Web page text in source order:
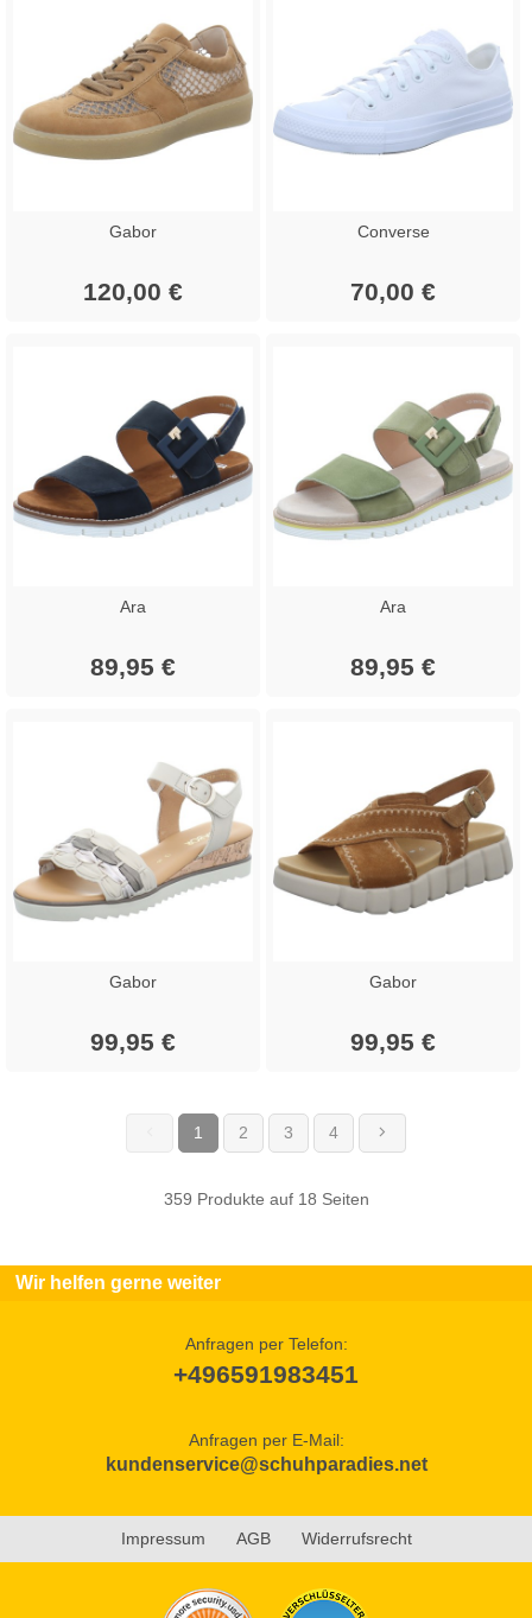
Gabor
120,00 €
Converse
70,00 €
Ara
89,95 €
Ara
89,95 €
Gabor
99,95 €
Gabor
99,95 €
1 (current)
2 3 4
359 Produkte auf 18 Seiten
Wir helfen gerne weiter
Anfragen per Telefon:
+496591983451
Anfragen per E-Mail:
kundenservice@schuhparadies.net
Impressum AGB Widerrufsrecht